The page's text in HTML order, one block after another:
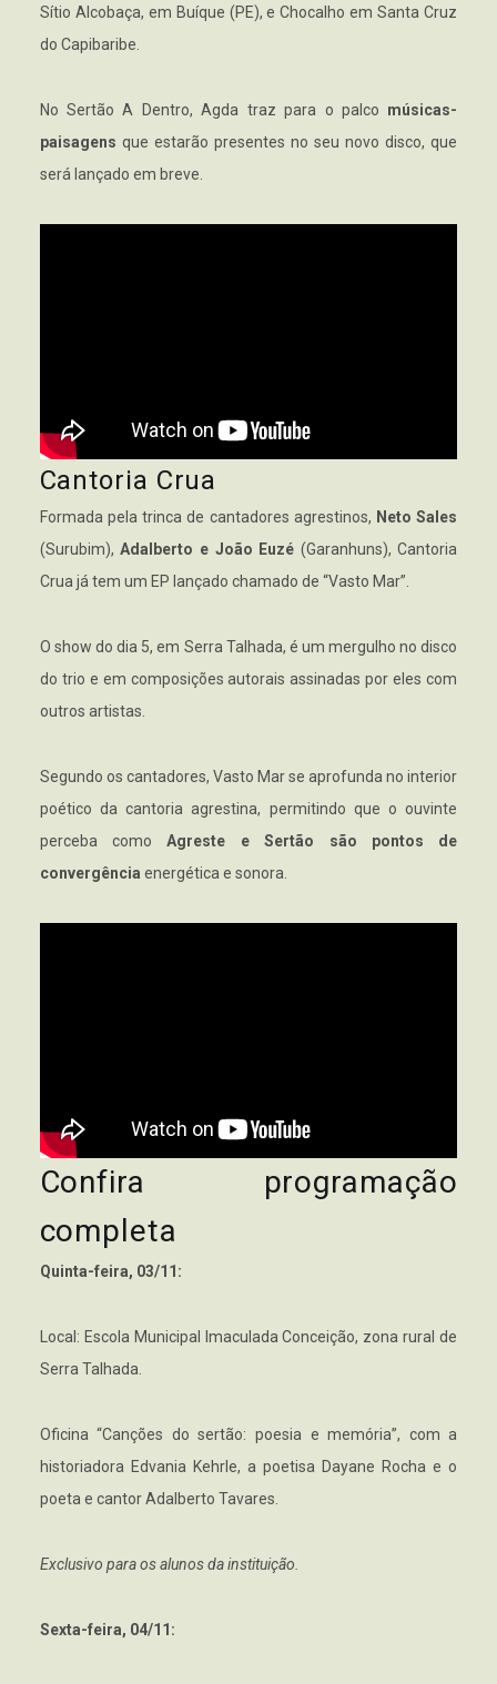
Sítio Alcobaça, em Buíque (PE), e Chocalho em Santa Cruz
do Capibaribe.
No Sertão A Dentro, Agda traz para o palco músicas-
paisagens que estarão presentes no seu novo disco, que
será lançado em breve.
Cantoria Crua
Formada pela trinca de cantadores agrestinos, Neto Sales
(Surubim),Adalberto e João Euzé (Garanhuns), Cantoria
Crua já tem um EP lançado chamado de “Vasto Mar”.
O show do dia 5, em Serra Talhada, é um mergulho no disco
do trio e em composições autorais assinadas por eles com
outros artistas.
Segundo os cantadores, Vasto Mar se aprofunda no interior
poético da cantoria agrestina, permitindo que o ouvinte
perceba comoAgreste e Sertão são pontos de
convergência energética e sonora.
Confira programação
completa
Quinta-feira, 03/11:
Local: Escola Municipal Imaculada Conceição, zona rural de
Serra Talhada.
Oficina “Canções do sertão: poesia e memória”, com a
historiadora Edvania Kehrle, a poetisa Dayane Rocha e o
poeta e cantor Adalberto Tavares.
Exclusivo para os alunos da instituição.
Sexta-feira, 04/11: